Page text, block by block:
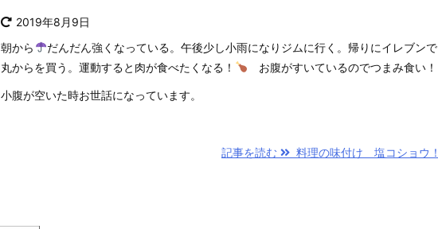
2019年8月9日
朝から
だんだん強くなっている。午後少し小雨になりジムに行く。帰りにイレブンで
丸からを買う。運動すると肉が食べたくなる！
お腹がすいているのでつまみ食い！
小腹が空いた時お世話になっています。
記事を読む 料理の味付け 塩コショウ！